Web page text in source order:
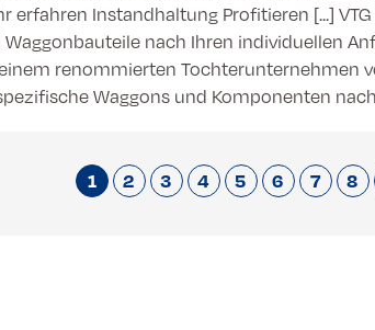
erfahren Instandhaltung Profitieren [...]
Waggonbauteile nach Ihren individuellen
renommierten Tochterunternehmen
Waggons und Komponenten
1 2 3 4 5 6 7 8